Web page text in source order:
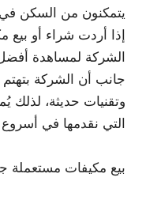
يتمكنون من السكن في
إذا أردت شراء أو بيع
الشركة لمساهدة
جانب أن الشركة
وتقنيات حديثة، لذلك
التي نقدمها في
بيع مكيفات مستعملة